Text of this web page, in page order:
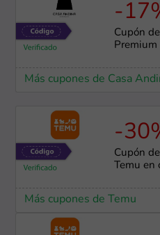
-
Cupón
Premium
Más cupones de Casa
-
Cupón
Temu
Más cupones de Temu